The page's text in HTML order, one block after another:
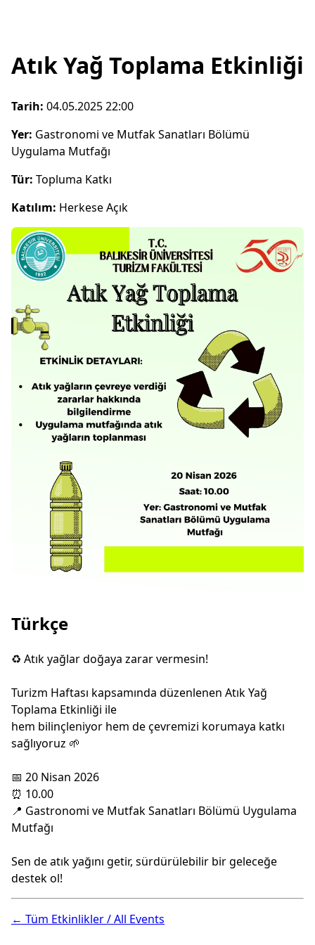
Atık Yağ Toplama Etkinliği
Tarih: 04.05.2025 22:00
Yer: Gastronomi ve Mutfak Sanatları Bölümü
Uygulama Mutfağı
Tür: Topluma Katkı
Katılım: Herkese Açık
Türkçe
♻️ Atık yağlar doğaya zarar vermesin!
Turizm Haftası kapsamında düzenlenen Atık Yağ
Toplama Etkinliği ile
hem bilinçleniyor hem de çevremizi korumaya katkı
sağlıyoruz 🌱
📅 20 Nisan 2026
⏰ 10.00
📍 Gastronomi ve Mutfak Sanatları Bölümü Uygulama
Mutfağı
Sen de atık yağını getir, sürdürülebilir bir geleceğe
destek ol!
← Tüm Etkinlikler / All Events